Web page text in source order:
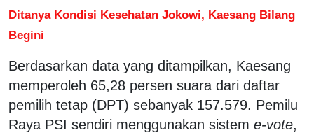
Ditanya Kondisi Kesehatan Jokowi, Kaesang Bilang
Begini
Berdasarkan data yang ditampilkan, Kaesang
memperoleh 65,28 persen suara dari daftar
pemilih tetap (DPT) sebanyak 157.579. Pemilu
Raya PSI sendiri menggunakan sistem e-vote,